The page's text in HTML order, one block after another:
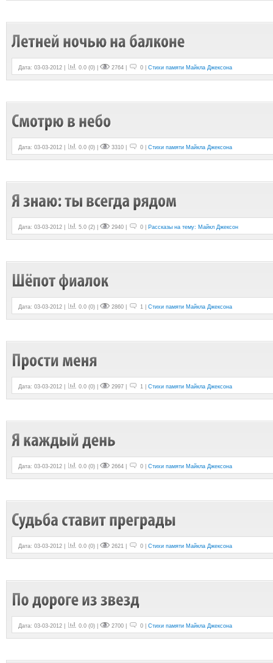
Дата: 03-03-2012 | 0.0 (0) | 2764 | 0 | Стихи памяти Майкла Джексона
Дата: 03-03-2012 | 0.0 (0) | 3310 | 0 | Стихи памяти Майкла Джексона
Дата: 03-03-2012 | 5.0 (2) | 2940 | 0 | Рассказы на тему: Майкл Джексон
Дата: 03-03-2012 | 0.0 (0) | 2860 | 1 | Стихи памяти Майкла Джексона
Дата: 03-03-2012 | 0.0 (0) | 2997 | 1 | Стихи памяти Майкла Джексона
Дата: 03-03-2012 | 0.0 (0) | 2664 | 0 | Стихи памяти Майкла Джексона
Дата: 03-03-2012 | 0.0 (0) | 2621 | 0 | Стихи памяти Майкла Джексона
Дата: 03-03-2012 | 0.0 (0) | 2700 | 0 | Стихи памяти Майкла Джексона